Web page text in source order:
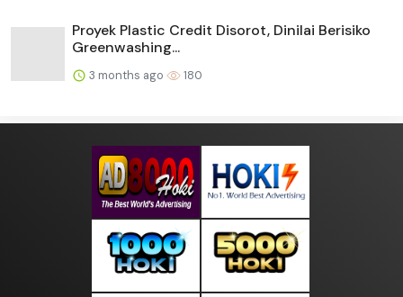
Proyek Plastic Credit Disorot, Dinilai Berisiko
Greenwashing...
3 months ago 180